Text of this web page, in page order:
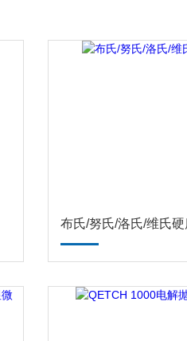
布氏/努氏/洛氏/维氏